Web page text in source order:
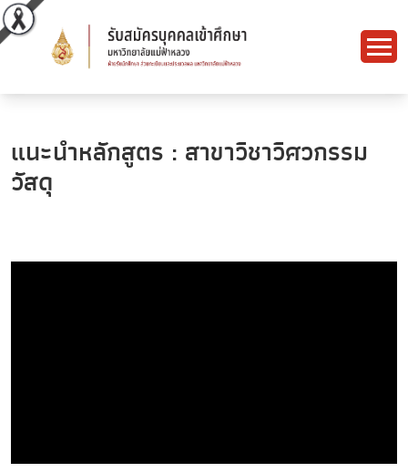
แนะนำหลักสูตร : สาขาวิชาวิศวกรรม
วัสดุ